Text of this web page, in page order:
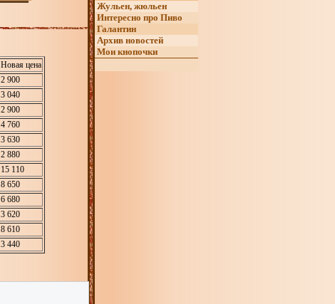
Новая цена
2 900
3 040
2 900
4 760
3 630
2 880
15 110
8 650
6 680
3 620
8 610
3 440
Жульен, жюльен
Интересно про Пиво
Галантин
Архив новостей
Мои кнопочки